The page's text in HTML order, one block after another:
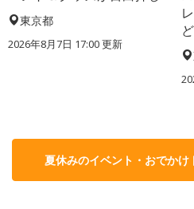
東京都
2026年8月7日 17:00更新
夏休みのイベント・おでか